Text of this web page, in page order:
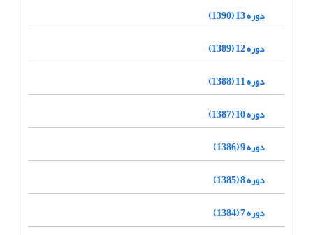
دوره 13 (1390)
دوره 12 (1389)
دوره 11 (1388)
دوره 10 (1387)
دوره 9 (1386)
دوره 8 (1385)
دوره 7 (1384)